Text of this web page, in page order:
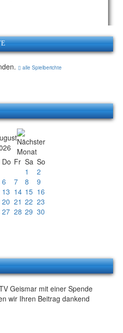
alle Spielberichte
Do Fr Sa So
1
2
6 7 8
9
13 14 15 16
20 21 22 23
27 28 29 30
Geismar mit einer Spende
wir Ihren Beitrag dankend